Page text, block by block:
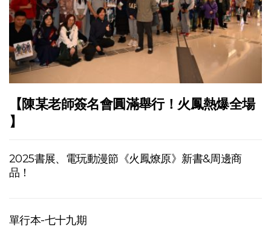
【陳某老師簽名會圓滿舉行！火鳳熱爆全場
】
2025書展、電玩動漫節《火鳳燎原》新書&周邊商
品！
單行本-七十九期